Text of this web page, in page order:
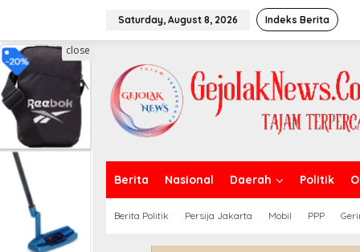
p
t
o
c
o
e
Saturday, August 8, 2026 Indeks Berita
Berita Nasional Daerah Politik
Berita Politik Persija Jakarta Mobil PPP
close